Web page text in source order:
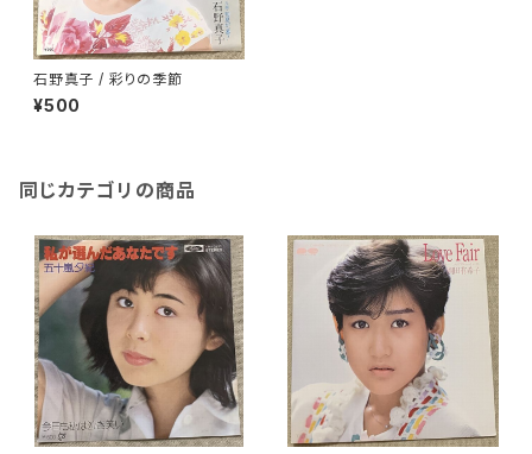
石野真子 / 彩りの季節
¥500
同じカテゴリの商品